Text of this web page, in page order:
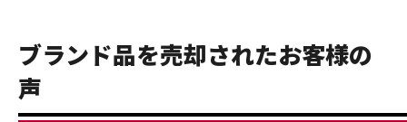
ブランド品を売却されたお客様の
声